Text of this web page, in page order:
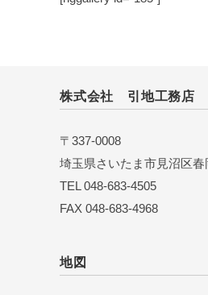
株式会社 引地工務店
〒337-0008
埼玉県さいたま市見沼区春
TEL 048-683-4505
FAX 048-683-4968
地図